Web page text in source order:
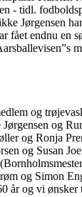
- tidl.
Jørgensen
fået endnu en
og
og
og Ronja
og Susan
og Simon
år og vi